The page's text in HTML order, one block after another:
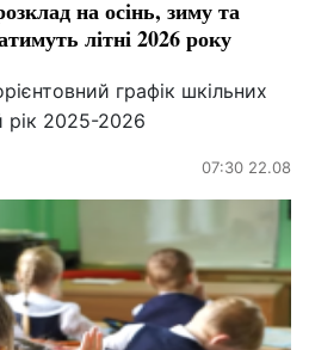
на осінь, зиму та
літні 2026 року
графік шкільних
рік 2025-2026
07:30 22.08